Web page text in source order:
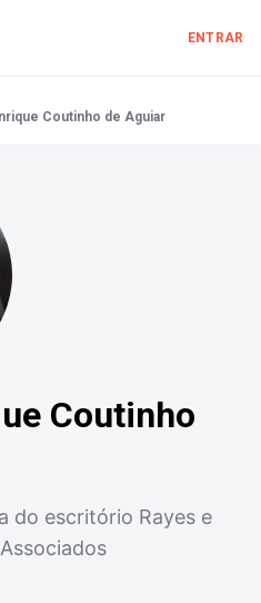
ENTRAR
Coutinho de Aguiar
Coutinho
do escritório Rayes e